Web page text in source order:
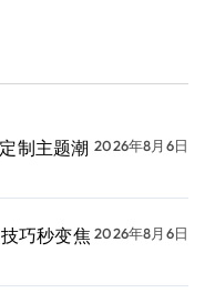
制主题潮 2026年8月6日
巧秒变焦 2026年8月6日